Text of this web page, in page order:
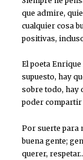
que admire,
cualquier cosa
positivas,
El poeta
supuesto, hay
sobre todo, hay
poder compartir
Por suerte para
buena gente;
querer,